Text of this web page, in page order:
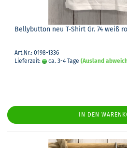
Bel­ly­but­ton neu T-​Shirt Gr. 74 weiß
Art.Nr.: 0198-1336
Lieferzeit:
ca. 3-4 Tage (Ausland
IN DEN